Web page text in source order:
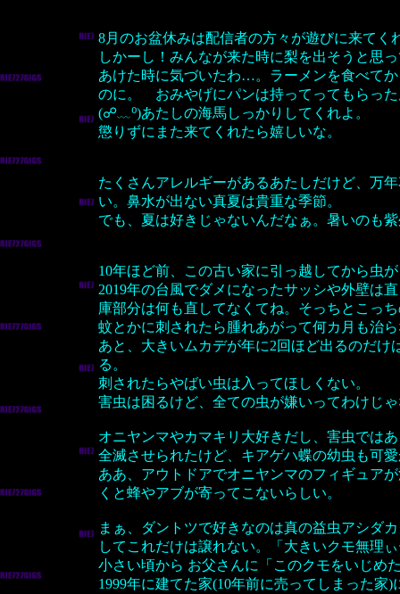
8月のお盆休みは配信者の方々が遊びに来てく
しかーし！みんなが来た時に梨を出そうと思
あけた時に気づいたわ…。ラーメンを食べて
のに。 おみやげにパンは持ってってもらった
(☍﹏⁰)あたしの海馬しっかりしてくれよ。
懲りずにまた来てくれたら嬉しいな。
たくさんアレルギーがあるあたしだけど、万
い。鼻水が出ない真夏は貴重な季節。
でも、夏は好きじゃないんだなぁ。暑いのも
10年ほど前、この古い家に引っ越してから虫
2019年の台風でダメになったサッシや外壁
庫部分は何も直してなくてね。そっちとこっ
蚊とかに刺されたら腫れあがって何カ月も治
あと、大きいムカデが年に2回ほど出るのだ
る。
刺されたらやばい虫は入ってほしくない。
害虫は困るけど、全ての虫が嫌いってわけじ
オニヤンマやカマキリ大好きだし、害虫では
全滅させられたけど、キアゲハ蝶の幼虫も可
ああ、アウトドアでオニヤンマのフィギュア
くと蜂やアブが寄ってこないらしい。
まぁ、ダントツで好きなのは真の益虫アシダ
してこれだけは譲れない。「大きいクモ無理
小さい頃から お父さんに「このクモをいじめ
1999年に建てた家(10年前に売ってしまった